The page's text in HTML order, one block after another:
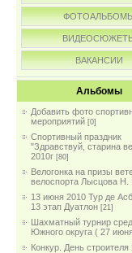
ВАКАНСИИ
Альбомы
Добавить фото
мероприятий [0]
Спортивный праздник
"Здравствуй, старина
2010г [80]
Велогонка на призы
велоспорта Лысцова Н.
13 июня 2010 Тур де
13 этап Дуатлон [21]
Шахматный турнир
Южного округа ( 27
Конкур. День строителя